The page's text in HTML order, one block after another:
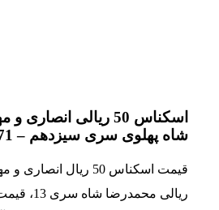
اسکناس 50 ریالی
شاه پهلوی سری سیزدهم – 160/638971
ریالی